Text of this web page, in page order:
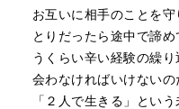
お互いに相手のことを
とりだったら途中で諦
うくらい辛い経験の繰
会わなければいけない
「２人で生きる」とい